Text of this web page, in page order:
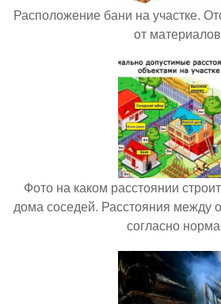
Расположение бани на участке.
от материалов
Фото на каком расстоянии
дома соседей. Расстояния между
согласно